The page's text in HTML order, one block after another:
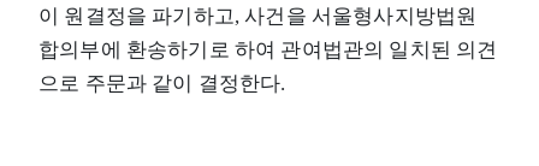
이 원결정을 파기하고, 사건을 서울형사지방법원
합의부에 환송하기로 하여 관여법관의 일치된 의견
으로 주문과 같이 결정한다.